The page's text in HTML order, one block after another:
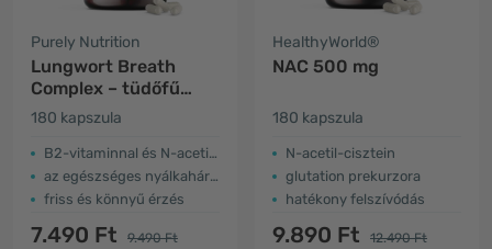
Purely Nutrition
Lungwort Breath
Complex – tüdőfű
kakukkfűvel és
eukaliptusszal
180 kapszula
B2-vitaminnal és N-acetil-L-ciszteinnel
az egészséges nyálkahártyákért
friss és könnyű érzés
7.490 Ft 9.490 Ft
HealthyWorld®
NAC 500 mg
180 kapszula
N-acetil-cisztein
glutation prekurzora
hatékony felszívódás
9.890 Ft 12.490 Ft